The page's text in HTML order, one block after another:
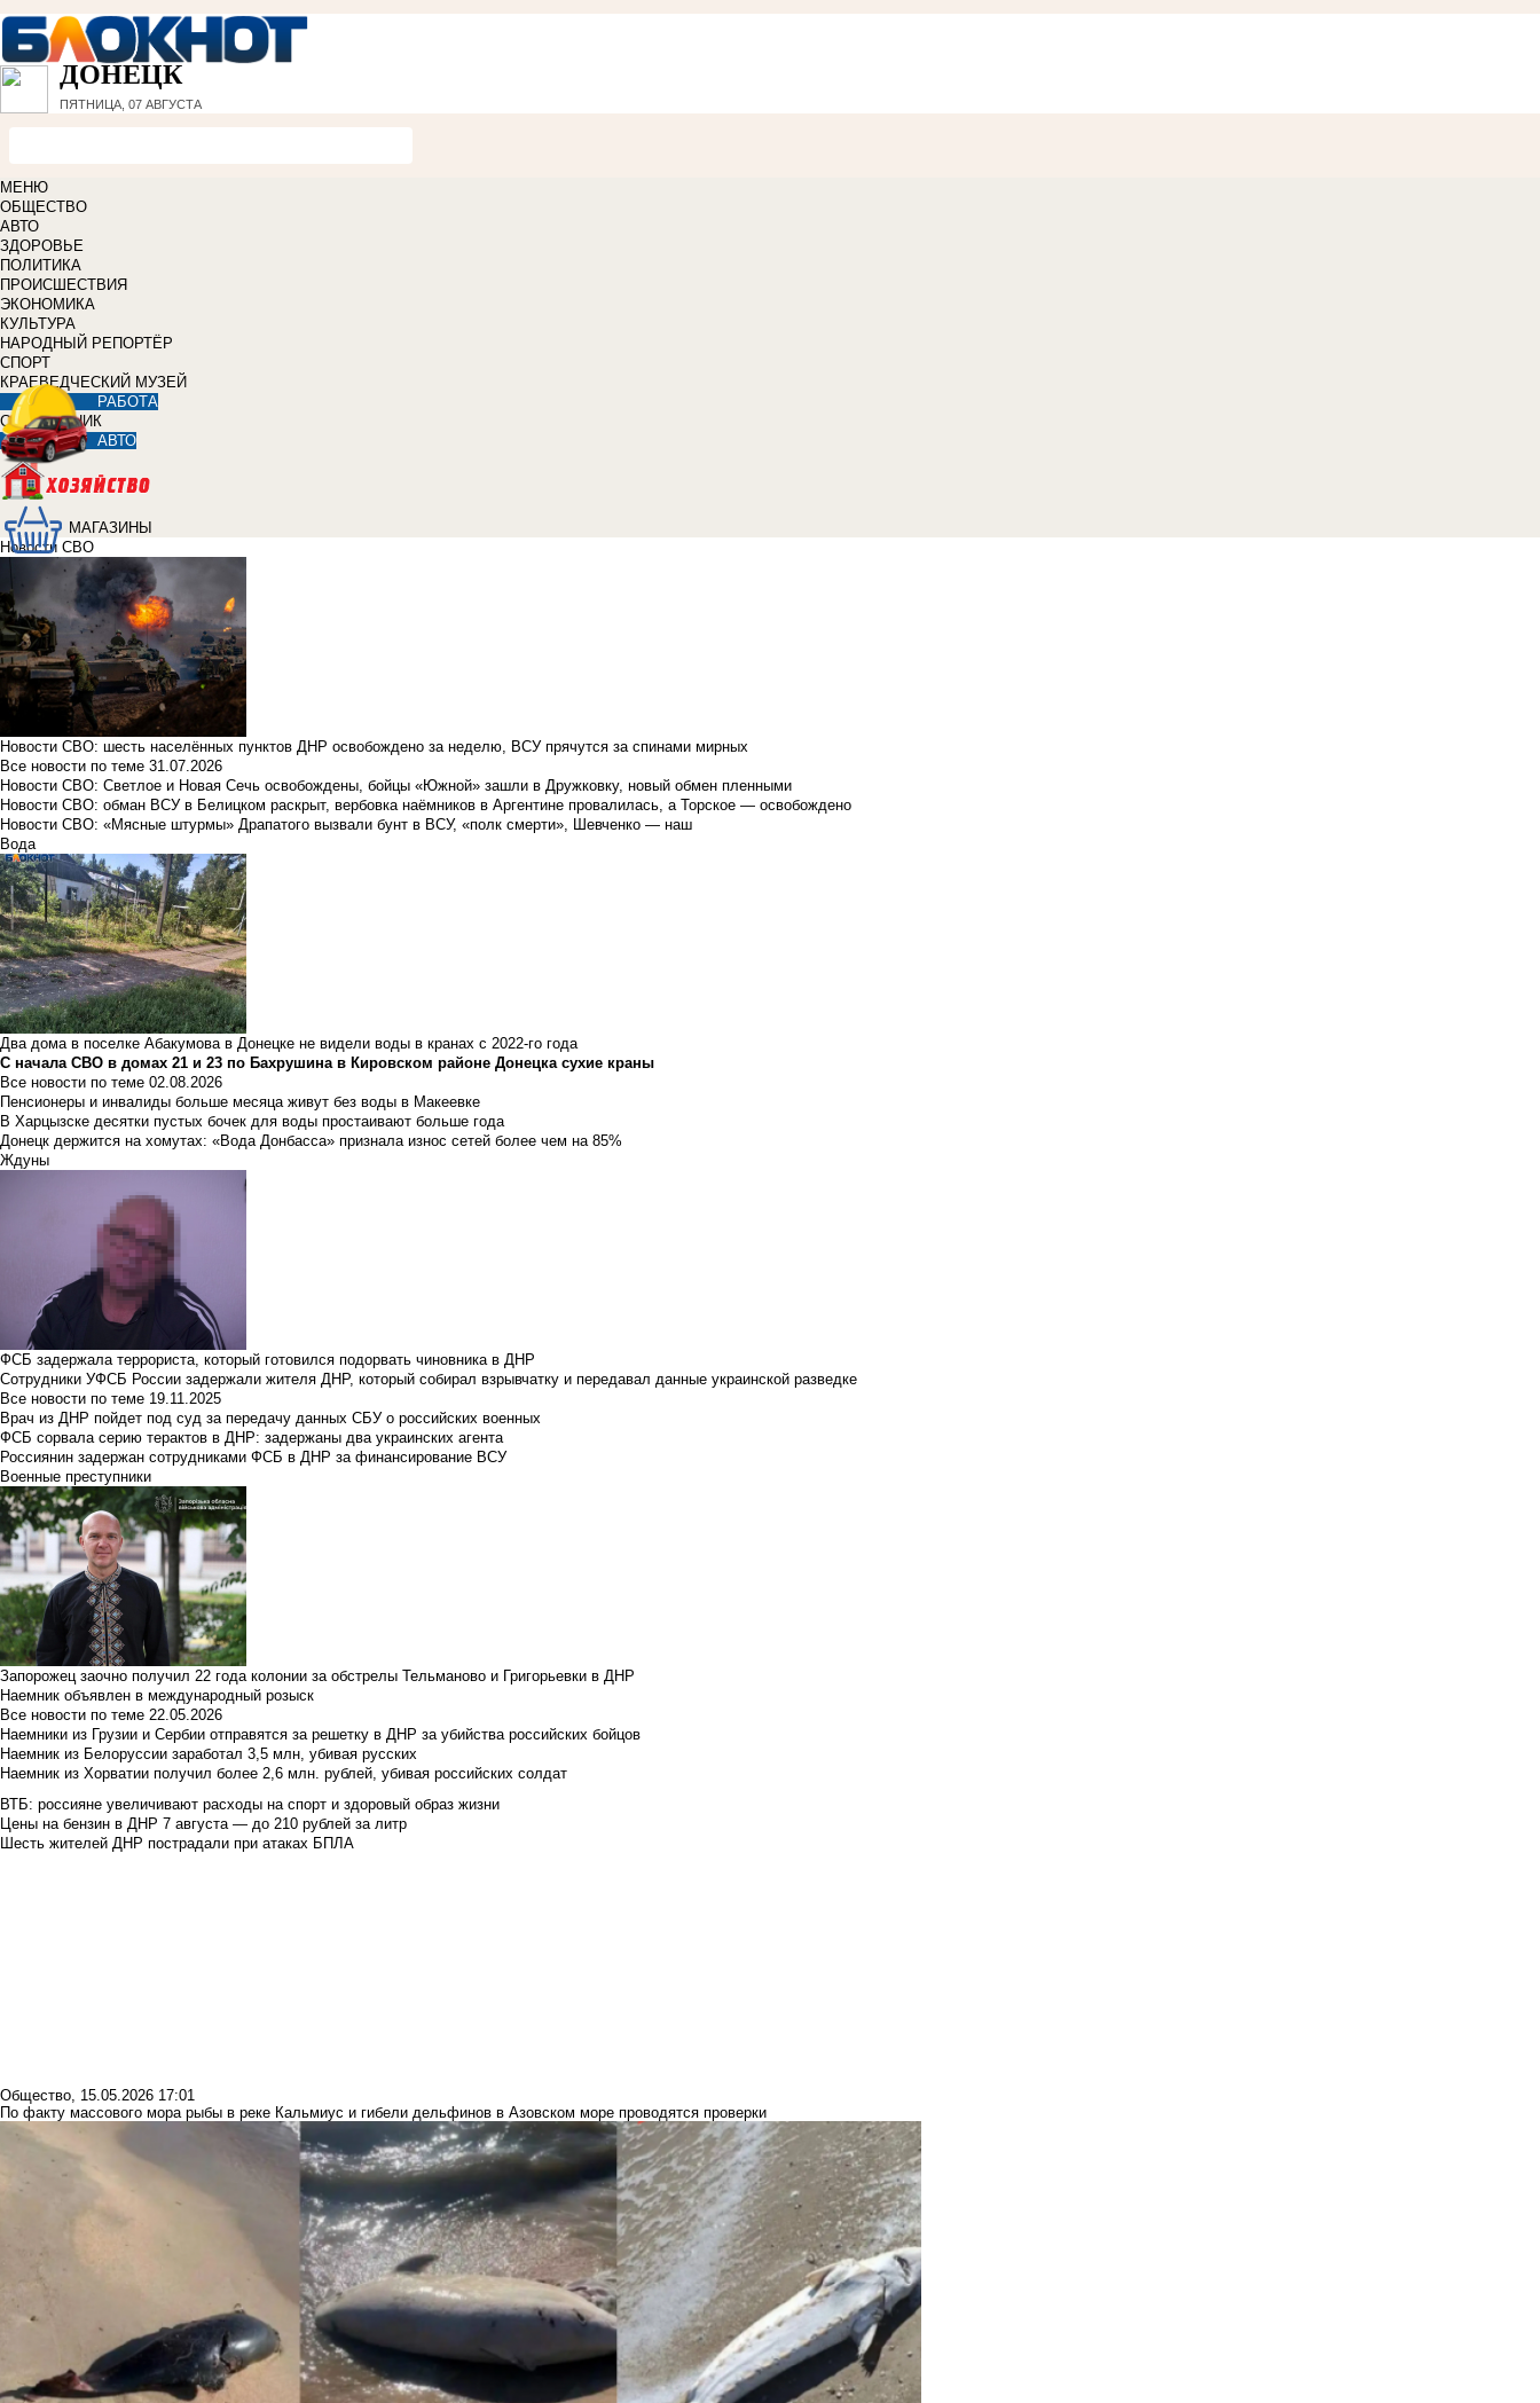
ДОНЕЦК
ПЯТНИЦА, 07 АВГУСТА
МЕНЮ
ОБЩЕСТВО
АВТО
ЗДОРОВЬЕ
ПОЛИТИКА
ПРОИСШЕСТВИЯ
ЭКОНОМИКА
КУЛЬТУРА
НАРОДНЫЙ РЕПОРТЁР
СПОРТ
КРАЕВЕДЧЕСКИЙ МУЗЕЙ
РАБОТА
СПРАВОЧНИК
АВТО
МАГАЗИНЫ
Новости СВО
Новости СВО: шесть населённых пунктов ДНР освобождено за неделю, ВСУ прячутся за спинами мирных
Все новости по теме 31.07.2026
Новости СВО: Светлое и Новая Сечь освобождены, бойцы «Южной» зашли в Дружковку, новый обмен пленными
Новости СВО: обман ВСУ в Белицком раскрыт, вербовка наёмников в Аргентине провалилась, а Торское — освобождено
Новости СВО: «Мясные штурмы» Драпатого вызвали бунт в ВСУ, «полк смерти», Шевченко — наш
Вода
Два дома в поселке Абакумова в Донецке не видели воды в кранах с 2022-го года
С начала СВО в домах 21 и 23 по Бахрушина в Кировском районе Донецка сухие краны
Все новости по теме 02.08.2026
Пенсионеры и инвалиды больше месяца живут без воды в Макеевке
В Харцызске десятки пустых бочек для воды простаивают больше года
Донецк держится на хомутах: «Вода Донбасса» признала износ сетей более чем на 85%
Ждуны
ФСБ задержала террориста, который готовился подорвать чиновника в ДНР
Сотрудники УФСБ России задержали жителя ДНР, который собирал взрывчатку и передавал данные украинской разведке
Все новости по теме 19.11.2025
Врач из ДНР пойдет под суд за передачу данных СБУ о российских военных
ФСБ сорвала серию терактов в ДНР: задержаны два украинских агента
Россиянин задержан сотрудниками ФСБ в ДНР за финансирование ВСУ
Военные преступники
Запорожец заочно получил 22 года колонии за обстрелы Тельманово и Григорьевки в ДНР
Наемник объявлен в международный розыск
Все новости по теме 22.05.2026
Наемники из Грузии и Сербии отправятся за решетку в ДНР за убийства российских бойцов
Наемник из Белоруссии заработал 3,5 млн, убивая русских
Наемник из Хорватии получил более 2,6 млн. рублей, убивая российских солдат
ВТБ: россияне увеличивают расходы на спорт и здоровый образ жизни
Цены на бензин в ДНР 7 августа — до 210 рублей за литр
Шесть жителей ДНР пострадали при атаках БПЛА
Общество 15.05.2026 17:01
По факту массового мора рыбы в реке Кальмиус и гибели дельфинов в Азовском море проводятся проверки